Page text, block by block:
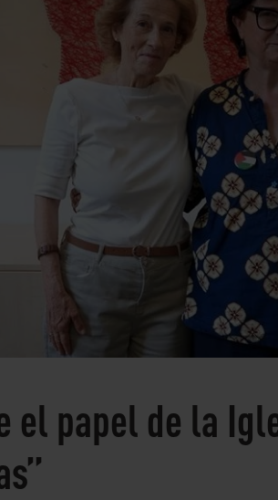
el papel de la